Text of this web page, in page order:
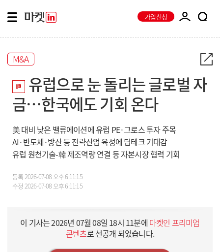
가입신청
M&A
유럽으로 눈 돌리는 글로벌 자
금…한국에도 기회 온다
美 대비 낮은 밸류에이션에 유럽 PE·그로스 투자 주목
AI·반도체·방산 등 전략산업 육성에 딥테크 기대감
유럽 원천기술-韓 제조역량 연결 등 자본시장 협력 기회
등록2026-07-08 오후 6:11:15
수정 2026-07-08 오후 6:11:15
이 기사는2026년 07월 08일 18시 11분에 마켓인 프리미엄
콘텐츠로 선공개 되었습니다.